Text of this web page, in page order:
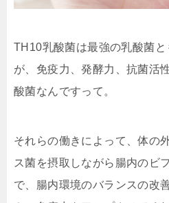
TH10乳酸菌は最強の乳酸菌
が、 免疫力、発酵力、抗菌活
酸菌なんですって。
それらの働きによって、体の
ス菌を摂取しながら腸内のビ
で、腸内環境のバランスの改